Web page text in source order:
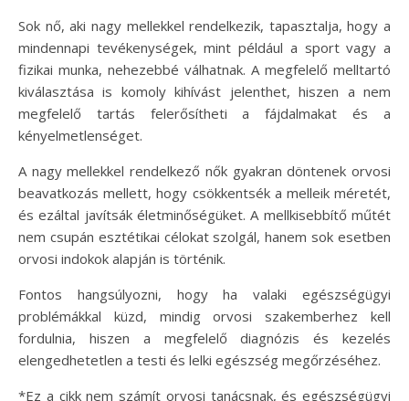
Sok nő, aki nagy mellekkel rendelkezik, tapasztalja, hogy a
mindennapi tevékenységek, mint például a sport vagy a
fizikai munka, nehezebbé válhatnak. A megfelelő melltartó
kiválasztása is komoly kihívást jelenthet, hiszen a nem
megfelelő tartás felerősítheti a fájdalmakat és a
kényelmetlenséget.
A nagy mellekkel rendelkező nők gyakran döntenek orvosi
beavatkozás mellett, hogy csökkentsék a melleik méretét,
és ezáltal javítsák életminőségüket. A mellkisebbítő műtét
nem csupán esztétikai célokat szolgál, hanem sok esetben
orvosi indokok alapján is történik.
Fontos hangsúlyozni, hogy ha valaki egészségügyi
problémákkal küzd, mindig orvosi szakemberhez kell
fordulnia, hiszen a megfelelő diagnózis és kezelés
elengedhetetlen a testi és lelki egészség megőrzéséhez.
*Ez a cikk nem számít orvosi tanácsnak, és egészségügyi